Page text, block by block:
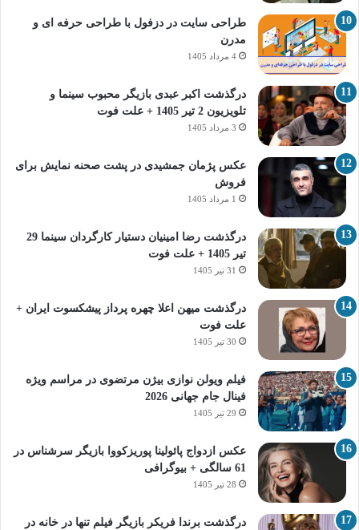
طراحی سایت در دزفول با طراحی حرفه‌ ای و
مدرن
4 مرداد 1405
درگذشت اکبر عبدی بازیگر محبوب سینما و
تلویزیون 2 تیر 1405 + علت فوت
3 مرداد 1405
عکس پژمان جمشیدی در پشت صحنه نمایش برای
فروش
1 مرداد 1405
درگذشت رضا امینیان دستیار کارگردان سینما 29
تیر 1405 + علت فوت
31 تیر 1405
درگذشت میهن اعلا چهره پرداز پیشکسوت ایران +
علت فوت
30 تیر 1405
فیلم ویولن نوازی بیژن مرتضوی در مراسم ویژه
فینال جام جهانی 2026
29 تیر 1405
عکس ازدواج پائولینا پوریزکووا بازیگر سرشناس در
61 سالگی + بیوگرافی
28 تیر 1405
درگذشت برندا فریکر بازیگر فیلم تنها در خانه در